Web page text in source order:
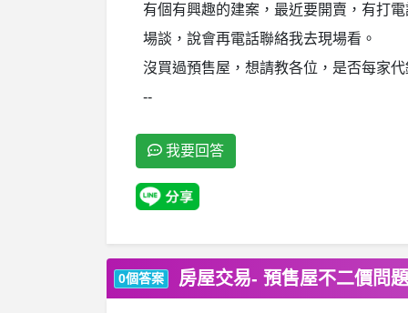
有個有興趣的建案，最近要開賣，有打
場談，說會再電話聯絡我去現場看。
沒買過預售屋，想請教各位，是否每家
--
我要回答
0個答案 房屋交易- 預售屋不二價問題